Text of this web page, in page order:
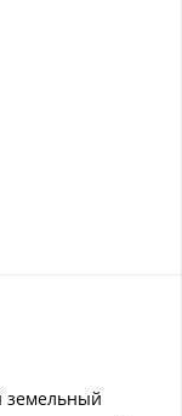
земельный